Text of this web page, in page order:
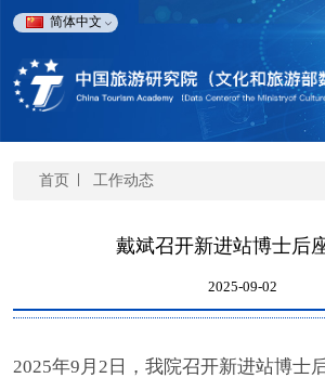
简体中文
首页 工作动态
戴斌召开新进站博士后
2025-09-02
2025年9月2日，我院召开新进站博士